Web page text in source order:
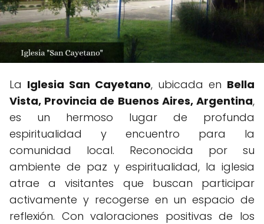
La Iglesia San Cayetano, ubicada en Bella
Vista, Provincia de Buenos Aires, Argentina,
es un hermoso lugar de profunda
espiritualidad y encuentro para la
comunidad local. Reconocida por su
ambiente de paz y espiritualidad, la iglesia
atrae a visitantes que buscan participar
activamente y recogerse en un espacio de
reflexión. Con valoraciones positivas de los